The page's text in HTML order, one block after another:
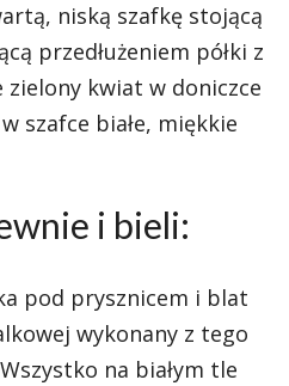
niską szafkę stojącą
przedłużeniem półki z
zielony kwiat w doniczce
szafce białe, miękkie
i bieli:
pod prysznicem i blat
wykonany z tego
na białym tle